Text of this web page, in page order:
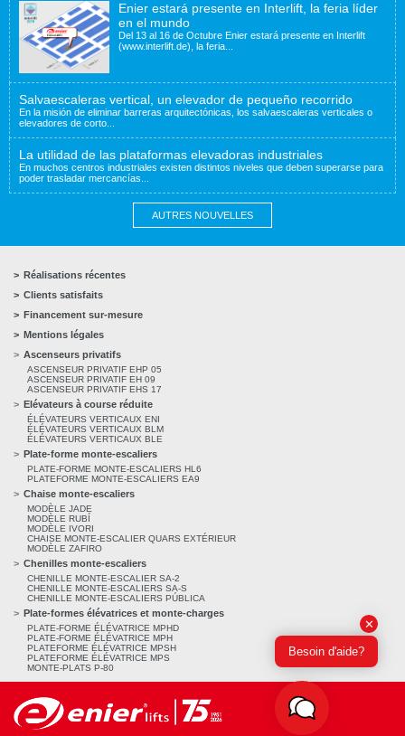
Enier estará presente en Interlift, la feria líder
en el mundo
Del 13 al 16 de Octubre Enier estará presente en Interlift
(www.interlift.de), la feria...
Salvaescaleras vertical, un elevador de pequeño recorrido
En la misión de eliminar barreras arquitectónicas, los salvaescaleras verticales o
elevadores de corto...
La utilidad de las plataformas elevadoras industriales
En muchos centros industriales existen distintos niveles que deben superarse para
poder trasladar mercancías...
AUTRES NOUVELLES
Réalisations récentes
Clients satisfaits
Financement sur-mesure
Mentions légales
Ascenseurs privatifs
ASCENSEUR PRIVATIF EHP 05
ASCENSEUR PRIVATIF EH 09
ASCENSEUR PRIVATIF EHS 17
Elévateurs à course réduite
ÉLÉVATEURS VERTICAUX ENI
ÉLÉVATEURS VERTICAUX BLM
ÉLÉVATEURS VERTICAUX BLE
Plate-forme monte-escaliers
PLATE-FORME MONTE-ESCALIERS HL6
PLATEFORME MONTE-ESCALIERS EA9
Chaise monte-escaliers
MODÈLE JADE
MODÈLE RUBÍ
MODÈLE IVORI
CHAISE MONTE-ESCALIER QUARS EXTÉRIEUR
MODÈLE ZAFIRO
Chenilles monte-escaliers
CHENILLE MONTE-ESCALIER SA-2
CHENILLE MONTE-ESCALIERS SA-S
CHENILLE MONTE-ESCALIERS PÚBLICA
Plate-formes élévatrices et monte-charges
PLATE-FORME ÉLÉVATRICE MPHD
PLATE-FORME ÉLÉVATRICE MPH
PLATEFORME ÉLÉVATRICE MPSH
PLATEFORME ÉLÉVATRICE MPS
MONTE-PLATS P-80
✕
Besoin d'aide?